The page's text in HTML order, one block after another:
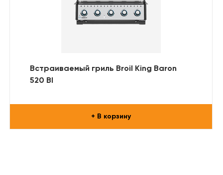
Встраиваемый гриль Broil King Baron
520 BI
+ В корзину